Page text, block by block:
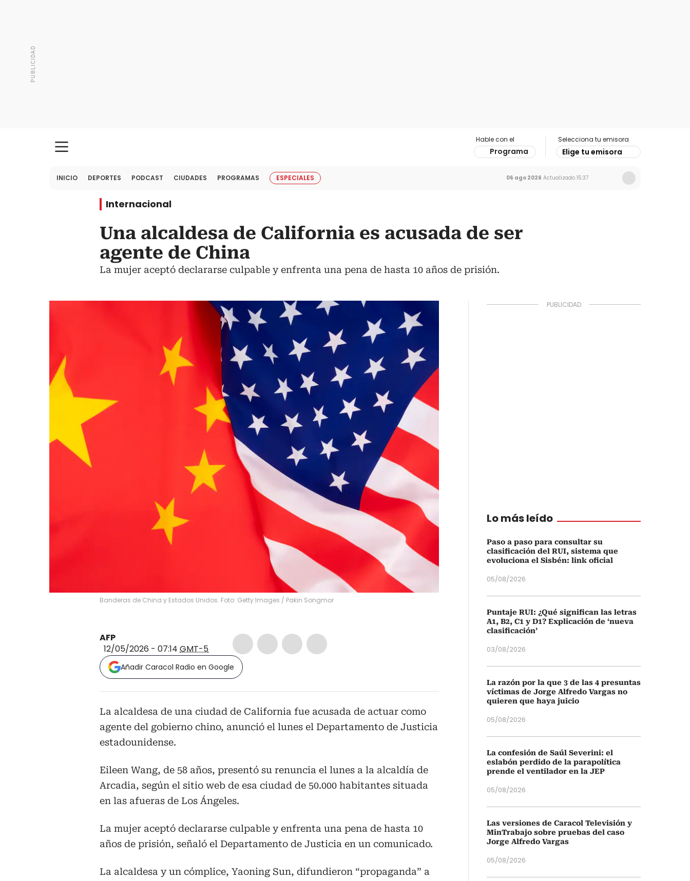
Hable con el
Programa
Selecciona tu emisora
Elige tu emisora
INICIO DEPORTES PODCAST CIUDADES PROGRAMAS ESPECIALES 06 ago 2026 Actualizado 15:37
Internacional
Una alcaldesa de California es acusada de ser
agente de China
La mujer aceptó declararse culpable y enfrenta una pena de hasta 10 años de prisión.
Banderas de China y Estados Unidos. Foto: Getty Images / Pakin Songmor
AFP
12/05/2026 - 07:14 GMT-5
Añadir Caracol Radio en Google
La alcaldesa de una ciudad de California fue acusada de actuar como
agente del gobierno chino, anunció el lunes el Departamento de Justicia
estadounidense.
Eileen Wang, de 58 años, presentó su renuncia el lunes a la alcaldía de
Arcadia, según el sitio web de esa ciudad de 50.000 habitantes situada
en las afueras de Los Ángeles.
La mujer aceptó declararse culpable y enfrenta una pena de hasta 10
años de prisión, señaló el Departamento de Justicia en un comunicado.
La alcaldesa y un cómplice, Yaoning Sun, difundieron “propaganda” a
Lo más leído
Paso a paso para consultar su
clasificación del RUI, sistema que
evoluciona el Sisbén: link oficial
05/08/2026
Puntaje RUI: ¿Qué significan las letras
A1, B2, C1 y D1? Explicación de ‘nueva
clasificación’
03/08/2026
La razón por la que 3 de las 4 presuntas
víctimas de Jorge Alfredo Vargas no
quieren que haya juicio
05/08/2026
La confesión de Saúl Severini: el
eslabón perdido de la parapolítica
prende el ventilador en la JEP
05/08/2026
Las versiones de Caracol Televisión y
MinTrabajo sobre pruebas del caso
Jorge Alfredo Vargas
05/08/2026